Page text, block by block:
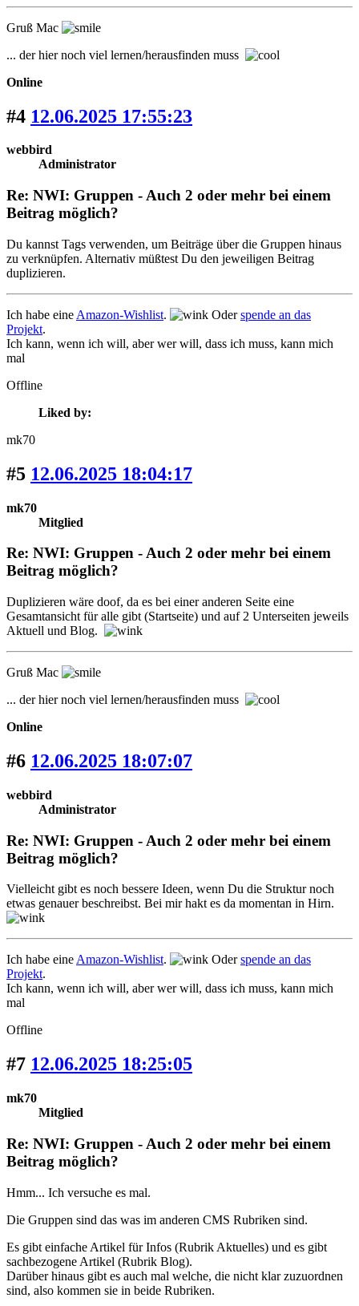
Gruß Mac
... der hier noch viel lernen/herausfinden muss
Online
#4 12.06.2025 17:55:23
webbird
Administrator
Re: NWI: Gruppen - Auch 2 oder mehr bei einem
Beitrag möglich?
Du kannst Tags verwenden, um Beiträge über die Gruppen hinaus
zu verknüpfen. Alternativ müßtest Du den jeweiligen Beitrag
duplizieren.
Ich habe eine Amazon-Wishlist. Oderspende an das
Projekt.
Ich kann, wenn ich will, aber wer will, dass ich muss, kann mich
mal
Offline
Liked by:
mk70
#5 12.06.2025 18:04:17
mk70
Mitglied
Re: NWI: Gruppen - Auch 2 oder mehr bei einem
Beitrag möglich?
Duplizieren wäre doof, da es bei einer anderen Seite eine
Gesamtansicht für alle gibt (Startseite) und auf 2 Unterseiten jeweils
Aktuell und Blog.
Gruß Mac
... der hier noch viel lernen/herausfinden muss
Online
#6 12.06.2025 18:07:07
webbird
Administrator
Re: NWI: Gruppen - Auch 2 oder mehr bei einem
Beitrag möglich?
Vielleicht gibt es noch bessere Ideen, wenn Du die Struktur noch
etwas genauer beschreibst. Bei mir hakt es da momentan in Hirn.
Ich habe eine Amazon-Wishlist. Oderspende an das
Projekt.
Ich kann, wenn ich will, aber wer will, dass ich muss, kann mich
mal
Offline
#7 12.06.2025 18:25:05
mk70
Mitglied
Re: NWI: Gruppen - Auch 2 oder mehr bei einem
Beitrag möglich?
Hmm... Ich versuche es mal.
Die Gruppen sind das was im anderen CMS Rubriken sind.
Es gibt einfache Artikel für Infos (Rubrik Aktuelles) und es gibt
sachbezogene Artikel (Rubrik Blog).
Darüber hinaus gibt es auch mal welche, die nicht klar zuzuordnen
sind, also kommen sie in beide Rubriken.